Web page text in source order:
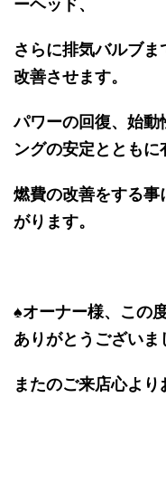
ーヘッド、
さらに排気バルブ
改善させます。
パワーの回復、始動
ングの安定とともに
燃費の改善をする
がります。
♠オーナー様、この
ありがとうございま
またのご来店心よ